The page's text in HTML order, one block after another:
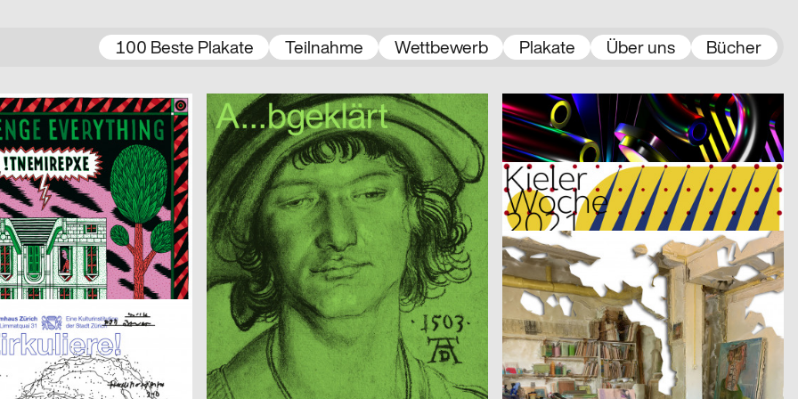
100 Beste Plakate Teilnahme Wettbewerb Plakate Über uns Bücher
D
2021
Vlisco
Beton – Gruppe für Gestaltung A
2021
Jamy Herrmann CH
2021
Restart – Montreux Jazz Festival 2021
Luft D
2021
Miriam Häfele D
2021
Alles ist hin
Claudiabasel Grafik & Interaktion CH
2021
Kieler Woche 2021
Imma Caretta, Gianluca Flütsch, Giannoulas Dimitris CH
2021
Verena Mack D
2021
Human Parasite
Roueche Denis, Studio Fondamenta CH
2021
Etudes d’espace [Raumstudien] n° 1-52 – Visarte Vaud
CH Isabell Hammelbeck, Jana Michael D
2021
Artificial Sexism
2xGoldstein
2021
Architecture Infrastructure Landscape – Construction and Representation of the Territory in Latin America [Architektur Infrastruktur Landschaft – Konstruktion und Repräsentation des Territoriums in Lateinamerika]
CH
2021
3007 A
2021
3007 A
2021